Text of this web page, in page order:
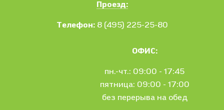
Проезд:
Телефон: 8 (495) 225-25-80
ОФИС:
пн.-чт.: 09:00 - 17:45
пятница: 09:00 - 17:00
без перерыва на обед